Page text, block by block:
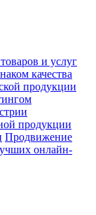
и услуг
качества
продукции
продукции
Продвижение
онлайн-